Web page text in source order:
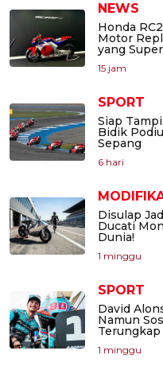
NEWS
Honda
Motor
yang
15 jam
SPORT
Siap
Bidik
Sepang
6 hari
Disulap
Ducati
Dunia!
1 minggu
SPORT
David
Namun
Terungkap
1 minggu